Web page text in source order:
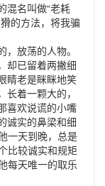
混名叫做“老耗
的方法，将我骗
放荡的人物。
却已留着两撇细
睛老是眯眯地笑
着一颗大的，
喜欢说谎的小嘴
诚实的鼻梁和细
一天到晚，总是
比较诚实和规矩
每天唯一的取乐